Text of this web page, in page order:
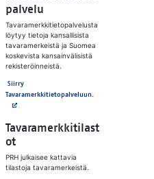
palvelu
Tavaramerkkitietopalvelusta
löytyy tietoja kansallisista
tavaramerkeistä ja Suomea
koskevista kansainvälisistä
rekisteröinneistä.
Siirry
Tavaramerkkitietopalveluun.
Tavaramerkkitilast
ot
PRH julkaisee kattavia
tilastoja tavaramerkeistä.